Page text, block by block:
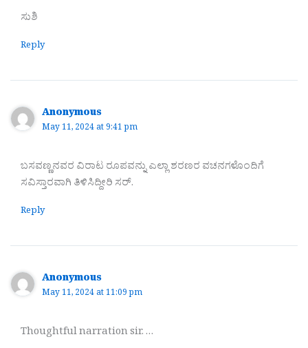
ಸುಶಿ
Reply
Anonymous
May 11, 2024 at 9:41 pm
ಬಸವಣ್ಣನವರ ವಿರಾಟ ರೂಪವನ್ನು ಎಲ್ಲಾ ಶರಣರ ವಚನಗಳೊಂದಿಗೆ
ಸವಿಸ್ತಾರವಾಗಿ ತಿಳಿಸಿದ್ದೀರಿ ಸರ್.
Reply
Anonymous
May 11, 2024 at 11:09 pm
Thoughtful narration sir. …